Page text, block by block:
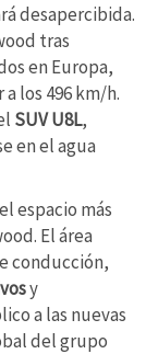
desapercibida.
tras
en Europa,
los 496 km/h.
SUV U8L,
en el agua
espacio más
El área
conducción,
y
a las nuevas
del grupo